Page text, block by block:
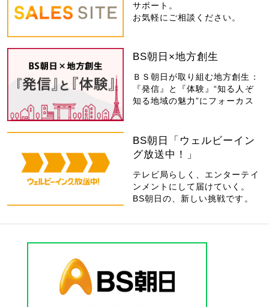
サポート。
お気軽にご相談ください。
BS朝日×地方創生
ＢＳ朝日が取り組む地方創生：
『発信』と『体験』“知る人ぞ
知る地域の魅力”にフォーカス
BS朝日「ウェルビーイン
グ放送中！」
テレビ局らしく、エンターテイ
ンメントにして届けていく。
BS朝日の、新しい挑戦です。